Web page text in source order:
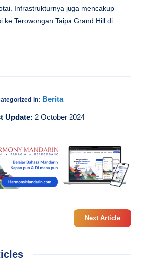
Infrastrukturnya juga mencakup
ke Terowongan Taipa Grand Hill di
in: Berita
Update: 2 October 2024
Next Article